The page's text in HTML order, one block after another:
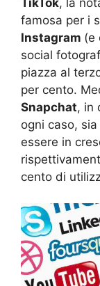
famosa per i
Instagram (e
social
piazza al
per cento.
Snapchat, in
ogni caso,
essere in
cento di